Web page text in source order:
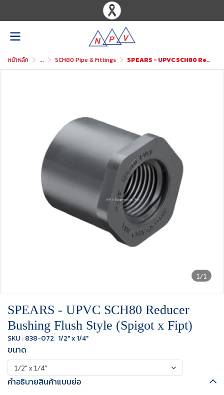
หน้าหลัก ... SCH80 Pipe & Fittings SPEARS - UPVC SCH80 Reducer Bushing Flush Style (Spigot x Fipt)
1/1
SPEARS - UPVC SCH80 Reducer
Bushing Flush Style (Spigot x Fipt)
SKU : 838-072 1/2" x 1/4"
ขนาด
1/2" x 1/4"
คำอธิบายสินค้าแบบย่อ